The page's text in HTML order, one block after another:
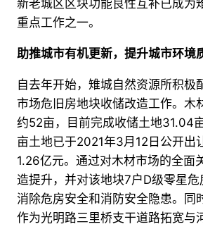
新老城区区块功能良性互补已成为
重点工作之一。
助推城市有机更新， 提升城市环境
自去年开始，雉城自然资源所积极
市场危旧房地块收储改造工作。木
约52亩，目前完成收储土地31.04
亩土地已于2021年3月12日公开出
1.26亿元。通过对木材市场的全面
造提升，并对该地块7户D级零星
消除危房安全和消防安全隐患。同
作为光明路三里桥支干道路拓宽与